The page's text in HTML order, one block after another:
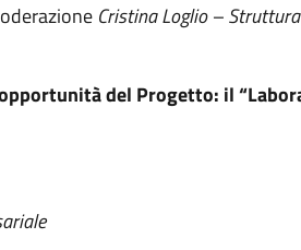
Cristina Loglio – Struttura
del Progetto: il